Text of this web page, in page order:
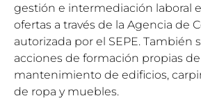
gestión e intermediación laboral
ofertas a través de la Agencia de
autorizada por el SEPE. También
acciones de formación propias
mantenimiento de edificios,
de ropa y muebles.